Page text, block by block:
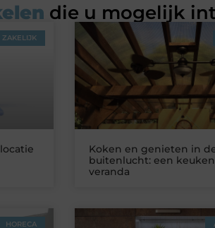
die u mogelijk
ZAKELIJK
Koken en genieten in
buitenlucht: een
veranda
HORECA